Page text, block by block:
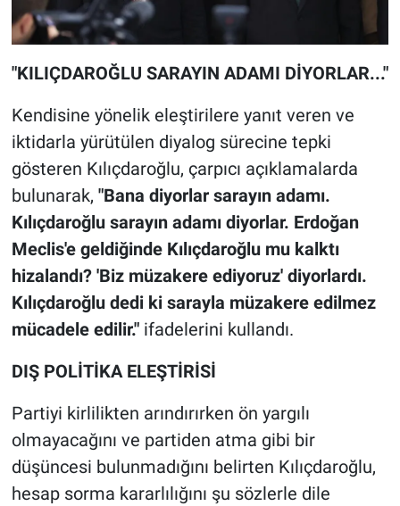
"KILIÇDAROĞLU SARAYIN ADAMI DİYORLAR..."
Kendisine yönelik eleştirilere yanıt veren ve
iktidarla yürütülen diyalog sürecine tepki
gösteren Kılıçdaroğlu, çarpıcı açıklamalarda
bulunarak, "Bana diyorlar sarayın adamı.
Kılıçdaroğlu sarayın adamı diyorlar. Erdoğan
Meclis'e geldiğinde Kılıçdaroğlu mu kalktı
hizalandı? 'Biz müzakere ediyoruz' diyorlardı.
Kılıçdaroğlu dedi ki sarayla müzakere edilmez
mücadele edilir." ifadelerini kullandı.
DIŞ POLİTİKA ELEŞTİRİSİ
Partiyi kirlilikten arındırırken ön yargılı
olmayacağını ve partiden atma gibi bir
düşüncesi bulunmadığını belirten Kılıçdaroğlu,
hesap sorma kararlılığını şu sözlerle dile